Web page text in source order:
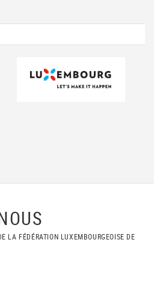
LA FÉDÉRATION LUXEMBOURGEOISE DE